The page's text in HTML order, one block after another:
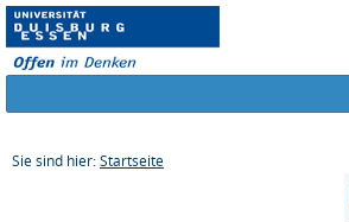
Sie sind hier: Startseite